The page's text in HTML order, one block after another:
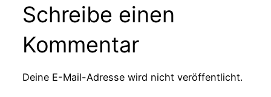
Schreibe einen
Kommentar
Deine E-Mail-Adresse wird nicht veröffentlicht.